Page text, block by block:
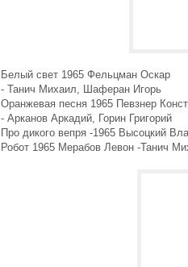
Белый свет 1965 Фельцман Оскар
- Танич Михаил, Шаферан Игорь
Оранжевая песня 1965 Певзнер
- Арканов Аркадий, Горин Григорий
Про дикого вепря -1965 Высоцкий
Робот 1965 Мерабов Левон -Танич